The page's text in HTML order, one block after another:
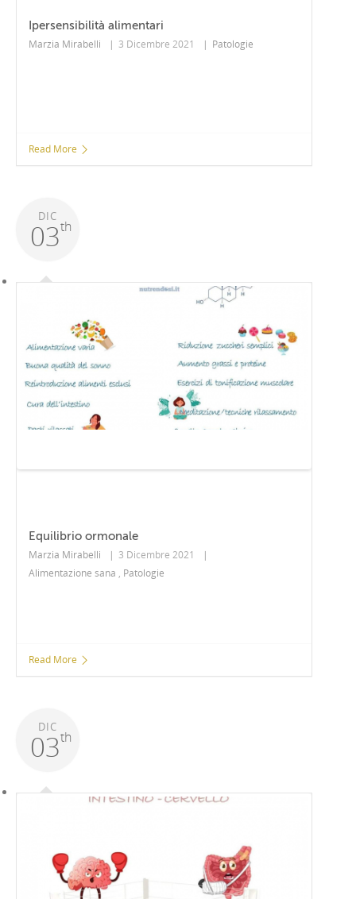
Ipersensibilità alimentari
Marzia Mirabelli | 3 Dicembre 2021 | Patologie
Read More
03th
DIC
Equilibrio ormonale
Marzia Mirabelli | 3 Dicembre 2021
|
Alimentazione sana , Patologie
Read More
03th
DIC